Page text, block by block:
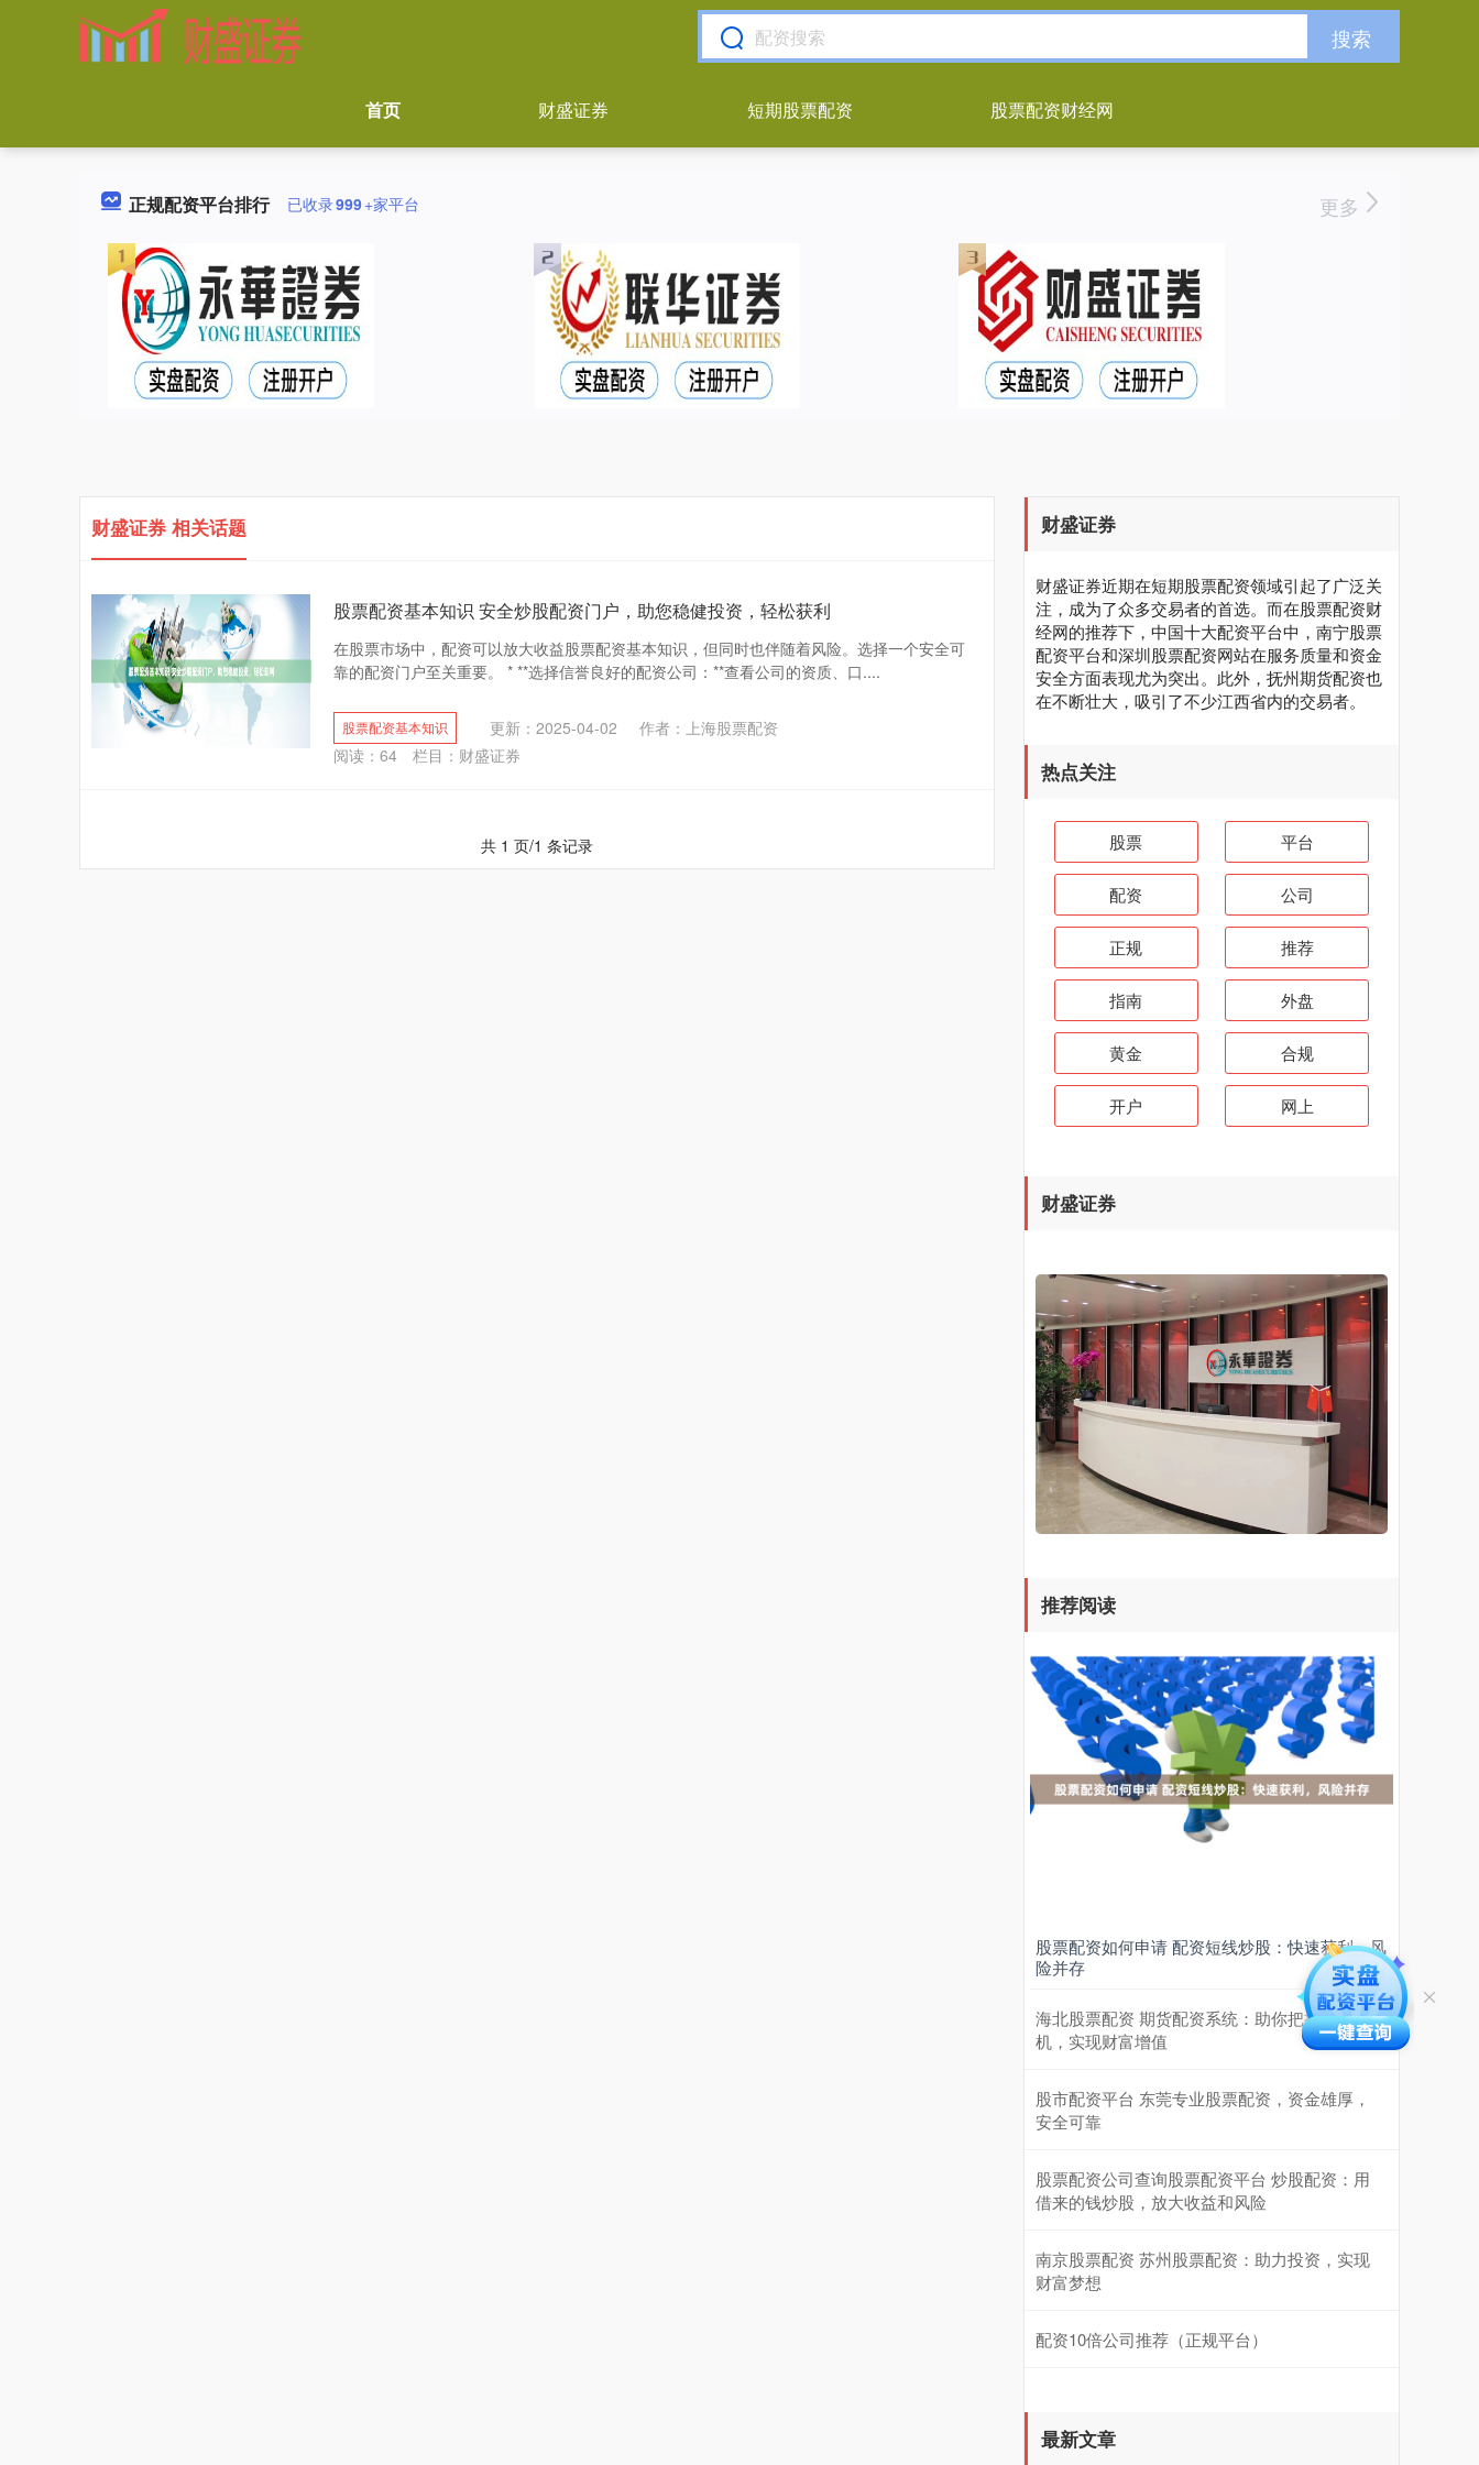
搜索
首页 财盛证券 短期股票配资 股票配资财经网
正规配资平台排行 已收录999+家平台 更多
财盛证券 相关话题
股票配资基本知识 安全炒股配资门户，助您稳健投资，轻松获利
在股票市场中，配资可以放大收益股票配资基本知识，但同时也伴随着风险。选择一个安全可
靠的配资门户至关重要。 * **选择信誉良好的配资公司：**查看公司的资质、口....
股票配资基本知识 更新：2025-04-02
作者：上海股票配资
阅读： 64 栏目： 财盛证券
共 1 页/1 条记录
财盛证券
财盛证券近期在短期股票配资领域引起了广泛关
注，成为了众多交易者的首选。而在股票配资财
经网的推荐下，中国十大配资平台中，南宁股票
配资平台和深圳股票配资网站在服务质量和资金
安全方面表现尤为突出。此外，抚州期货配资也
在不断壮大，吸引了不少江西省内的交易者。
热点关注
股票 平台
配资 公司
正规 推荐
指南 外盘
黄金 合规
开户 网上
财盛证券
推荐阅读
股票配资如何申请 配资短线炒股：快速获利，风
险并存
海北股票配资 期货配资系统：助你把握市场先
机，实现财富增值
股市配资平台 东莞专业股票配资，资金雄厚，
安全可靠
股票配资公司查询股票配资平台 炒股配资：用
借来的钱炒股，放大收益和风险
南京股票配资 苏州股票配资：助力投资，实现
财富梦想
配资10倍公司推荐（正规平台）
最新文章